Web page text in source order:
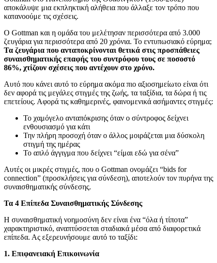
αποκάλυψε μια εκπληκτική αλήθεια που άλλαξε τον τρόπο που
κατανοούμε τις σχέσεις.
Ο Gottman και η ομάδα του μελέτησαν περισσότερα από 3.000
ζευγάρια για περισσότερα από 20 χρόνια. Το εντυπωσιακό εύρημα;
Τα ζευγάρια που ανταποκρίνονται θετικά στις προσπάθειες
συναισθηματικής επαφής του συντρόφου τους σε ποσοστό
86%, χτίζουν σχέσεις που αντέχουν στο χρόνο.
Αυτό που κάνει αυτό το εύρημα ακόμα πιο αξιοσημείωτο είναι ότι
δεν αφορά τις μεγάλες στιγμές της ζωής, τα ταξίδια, τα δώρα ή τις
επετείους. Αφορά τις καθημερινές, φαινομενικά ασήμαντες στιγμές:
Το χαμόγελο ανταπόκρισης όταν ο σύντροφος δείχνει
ενθουσιασμό για κάτι
Την πλήρη προσοχή όταν ο άλλος μοιράζεται μια δύσκολη
στιγμή της ημέρας
Το απλό άγγιγμα που δείχνει “είμαι εδώ για σένα”
Αυτές οι μικρές στιγμές, που ο Gottman ονομάζει “bids for
connection” (προσκλήσεις για σύνδεση), αποτελούν τον πυρήνα της
συναισθηματικής σύνδεσης.
Τα 4 Επίπεδα Συναισθηματικής Σύνδεσης
Η συναισθηματική νοημοσύνη δεν είναι ένα “όλα ή τίποτα”
χαρακτηριστικό, αναπτύσσεται σταδιακά μέσα από διαφορετικά
επίπεδα. Ας εξερευνήσουμε αυτό το ταξίδι:
1. Επιφανειακή Επικοινωνία